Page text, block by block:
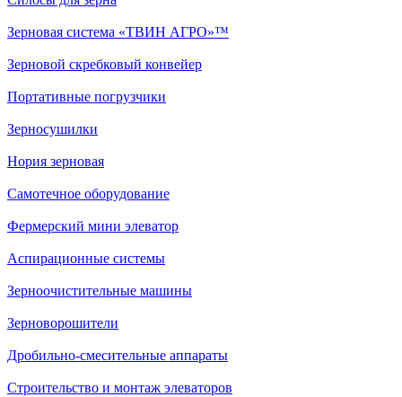
Зерновая система «ТВИН АГРО»™
Зерновой скребковый конвейер
Портативные погрузчики
Зерносушилки
Нория зерновая
Самотечное оборудование
Фермерский мини элеватор
Аспирационные системы
Зерноочистительные машины
Зерноворошители
Дробильно-смесительные аппараты
Строительство и монтаж элеваторов